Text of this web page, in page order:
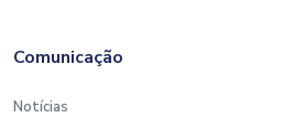
Comunicação
Notícias